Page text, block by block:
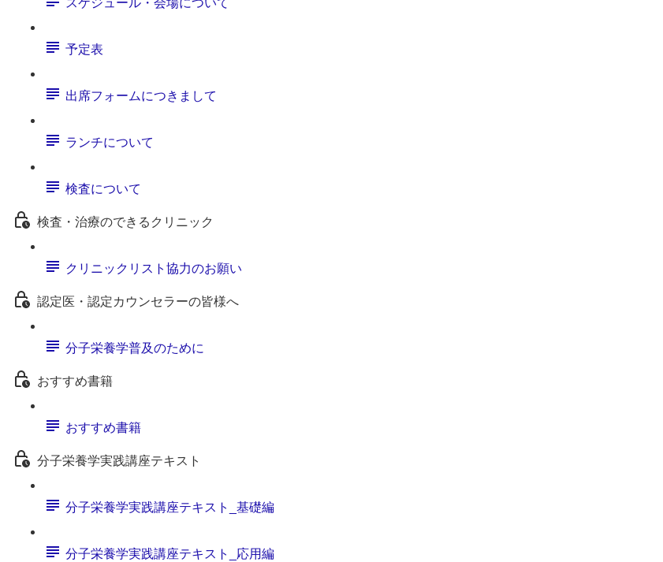
スケジュール・会場について
予定表
出席フォームにつきまして
ランチについて
検査について
検査・治療のできるクリニック
クリニックリスト協力のお願い
認定医・認定カウンセラーの皆様へ
分子栄養学普及のために
おすすめ書籍
おすすめ書籍
分子栄養学実践講座テキスト
分子栄養学実践講座テキスト_基礎編
分子栄養学実践講座テキスト_応用編